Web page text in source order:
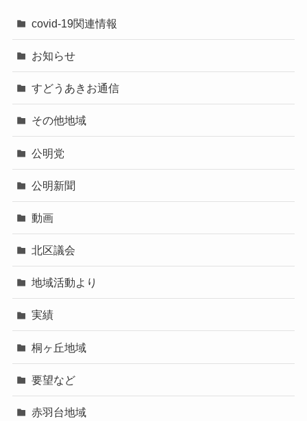
covid-19関連情報
お知らせ
すどうあきお通信
その他地域
公明党
公明新聞
動画
北区議会
地域活動より
実績
桐ヶ丘地域
要望など
赤羽台地域